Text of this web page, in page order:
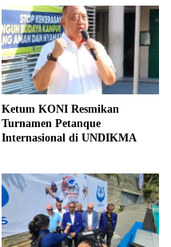
Ketum KONI Resmikan
Turnamen Petanque
Internasional di UNDIKMA